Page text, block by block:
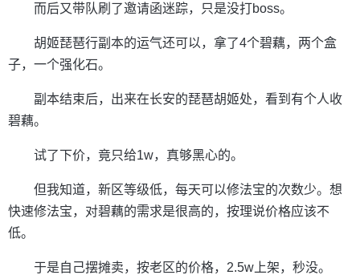
而后又带队刷了邀请函迷踪，只是没打boss。
胡姬琵琶行副本的运气还可以，拿了4个碧藕，两个盒
子，一个强化石。
副本结束后，出来在长安的琵琶胡姬处，看到有个人收
碧藕。
试了下价，竟只给1w，真够黑心的。
但我知道，新区等级低，每天可以修法宝的次数少。想
快速修法宝，对碧藕的需求是很高的，按理说价格应该不
低。
于是自己摆摊卖，按老区的价格，2.5w上架，秒没。